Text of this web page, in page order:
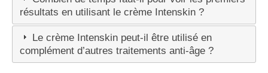
résultats en utilisant le crème Intenskin ?
Le crème Intenskin peut-il être utilisé en
complément d’autres traitements anti-âge ?